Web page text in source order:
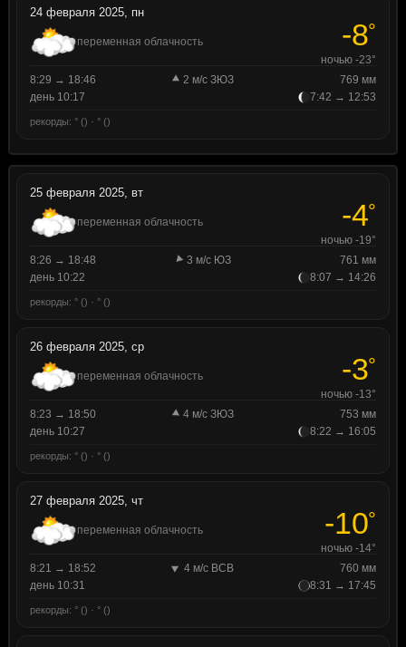
24 февраля 2025, пн
переменная облачность -8°
ночью -23°
8:29 → 18:46
2 м/с ЗЮЗ
769 мм
день 10:17
7:42 → 12:53
рекорды: ° () · ° ()
25 февраля 2025, вт
переменная облачность -4°
ночью -19°
8:26 → 18:48
3 м/с ЮЗ
761 мм
день 10:22
8:07 → 14:26
рекорды: ° () · ° ()
26 февраля 2025, ср
переменная облачность -3°
ночью -13°
8:23 → 18:50
4 м/с ЗЮЗ
753 мм
день 10:27
8:22 → 16:05
рекорды: ° () · ° ()
27 февраля 2025, чт
переменная облачность -10°
ночью -14°
8:21 → 18:52
4 м/с ВСВ
760 мм
день 10:31
8:31 → 17:45
рекорды: ° () · ° ()